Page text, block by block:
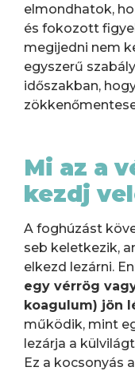
elmondhatok,
és fokozott
megijedni nem
egyszerű
időszakban,
Mi az a
kezdj
A foghúzást
seb keletkezik,
elkezd lezárni.
egy vérrög
koagulum) jön
működik, mint
lezárja a
Ez a kocsonyás